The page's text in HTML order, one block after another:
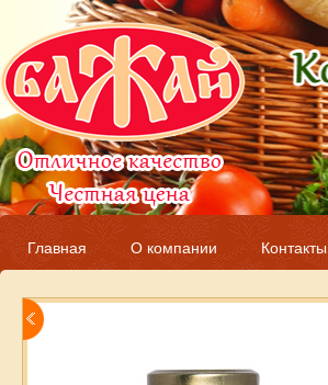
Главная О компании Контакты